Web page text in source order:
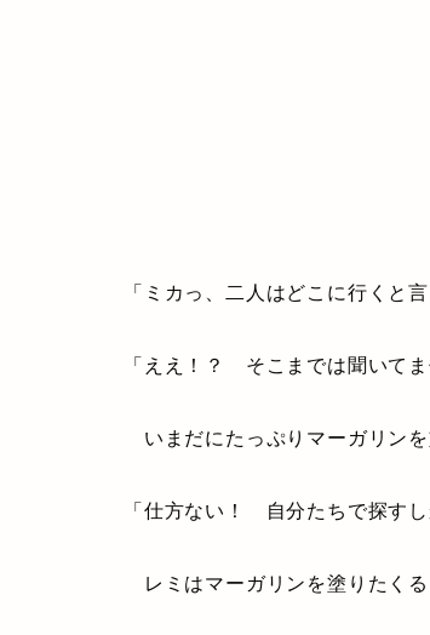
「ミカっ、二人はどこに行くと
「ええ！？ そこまでは聞いてま
いまだにたっぷりマーガリンを
「仕方ない！ 自分たちで探す
レミはマーガリンを塗りたくる